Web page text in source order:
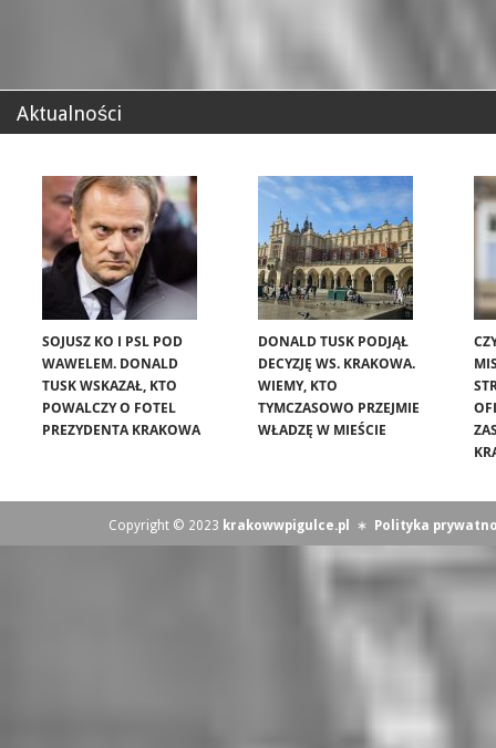
Aktualności
SOJUSZ KO I PSL POD
WAWELEM. DONALD
TUSK WSKAZAŁ, KTO
POWALCZY O FOTEL
PREZYDENTA KRAKOWA
DONALD TUSK PODJĄŁ
DECYZJĘ WS. KRAKOWA.
WIEMY, KTO
TYMCZASOWO PRZEJMIE
WŁADZĘ W MIEŚCIE
Copyright © 2023 krakowwpigulce.pl ∗ Polityka